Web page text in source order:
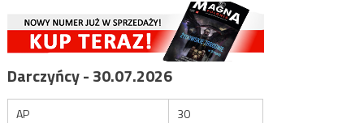
Darczyńcy - 30.07.2026
AP
30